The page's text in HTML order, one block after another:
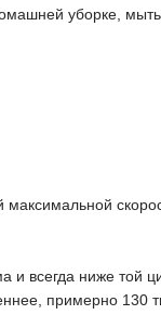
уборке,
и всегда ниже той
примерно 130